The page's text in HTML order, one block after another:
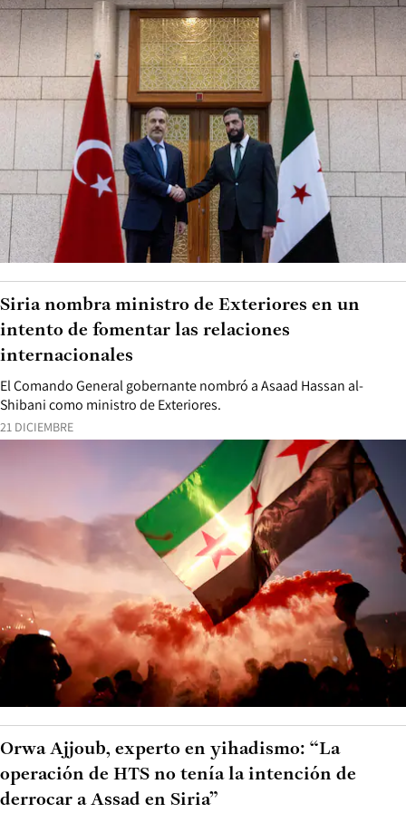
21 DICIEMBRE
El Comando General gobernante nombró a Asaad Hassan al-
Shibani como ministro de Exteriores.
Siria nombra ministro de Exteriores en un
intento de fomentar las relaciones
internacionales
Orwa Ajjoub, experto en yihadismo: “La
operación de HTS no tenía la intención de
derrocar a Assad en Siria”